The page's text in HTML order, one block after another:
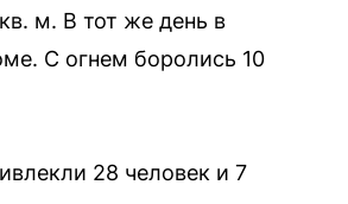
м. В тот же день в
С огнем боролись 10
28 человек и 7